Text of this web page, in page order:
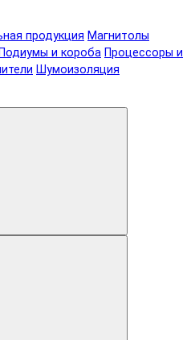
продукция Магнитолы
и короба Процессоры и
Шумоизоляция